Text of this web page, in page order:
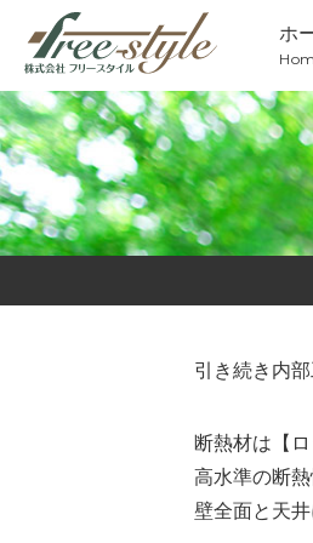
ホ
引き続き内部
断熱材は【
高水準の断
壁全面と天井